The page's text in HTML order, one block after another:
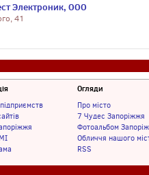
Электроник, ООО
41
Огляди
Про місто
7 Чудес Запоріжжя
Фотоальбом
Обличчя нашого
RSS